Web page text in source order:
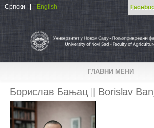
Skip to main content
Српски English
ГЛАВНИ МЕНИ
Борислав Бањац || Borislav